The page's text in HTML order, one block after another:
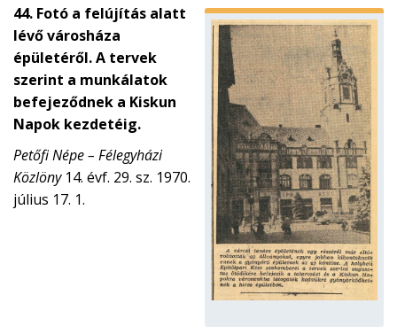
44. Fotó a felújítás alatt
lévő városháza
épületéről. A tervek
szerint a munkálatok
befejeződnek a Kiskun
Napok kezdetéig.
Petőfi Népe – Félegyházi
Közlöny14. évf. 29. sz. 1970.
július 17. 1.